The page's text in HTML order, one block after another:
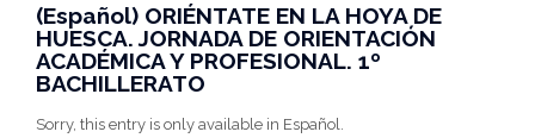
(Español) ORIÉNTATE EN LA HOYA DE
HUESCA. JORNADA DE ORIENTACIÓN
ACADÉMICA Y PROFESIONAL. 1º
BACHILLERATO
Sorry, this entry is only available in Español.